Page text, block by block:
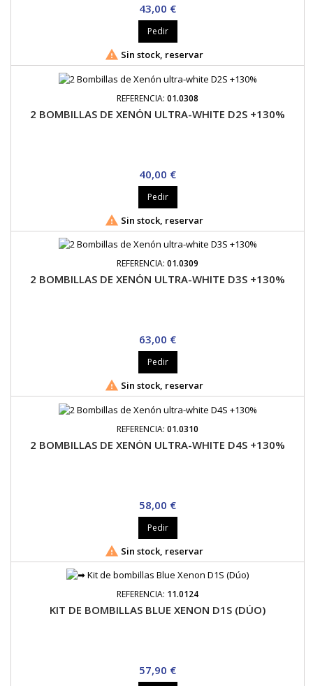
Precio
43,00 €
Pedir
 Sin stock, reservar
REFERENCIA: 01.0308
2 BOMBILLAS DE XENÓN ULTRA-WHITE D2S +130%
Precio
40,00 €
Pedir
 Sin stock, reservar
REFERENCIA: 01.0309
2 BOMBILLAS DE XENÓN ULTRA-WHITE D3S +130%
Precio
63,00 €
Pedir
 Sin stock, reservar
REFERENCIA: 01.0310
2 BOMBILLAS DE XENÓN ULTRA-WHITE D4S +130%
Precio
58,00 €
Pedir
 Sin stock, reservar
REFERENCIA: 11.0124
KIT DE BOMBILLAS BLUE XENON D1S (DÚO)
Precio
57,90 €